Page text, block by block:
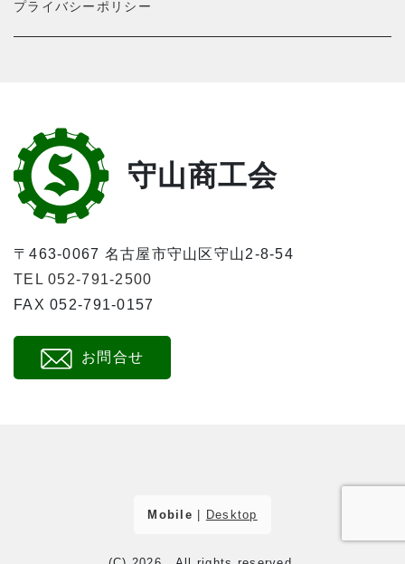
プライバシーポリシー
守山商工会
〒463-0067 名古屋市守山区守山2-8-54
TEL 052-791-2500
FAX 052-791-0157
お問合せ
Mobile Desktop